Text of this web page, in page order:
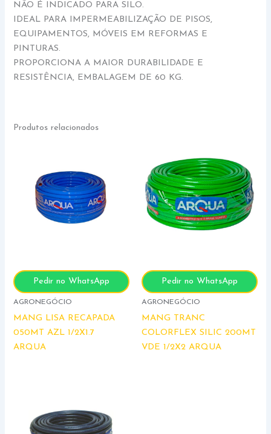
NÃO É INDICADO PARA SILO.
IDEAL PARA IMPERMEABILIZAÇÃO DE PISOS,
EQUIPAMENTOS, MÓVEIS EM REFORMAS E
PINTURAS.
PROPORCIONA A MAIOR DURABILIDADE E
RESISTÊNCIA, EMBALAGEM DE 60 KG.
Produtos relacionados
Pedir no WhatsApp
AGRONEGÓCIO
MANG LISA RECAPADA
050MT AZL 1/2X1.7
ARQUA
Pedir no WhatsApp
AGRONEGÓCIO
MANG TRANC
COLORFLEX SILIC 200MT
VDE 1/2X2 ARQUA